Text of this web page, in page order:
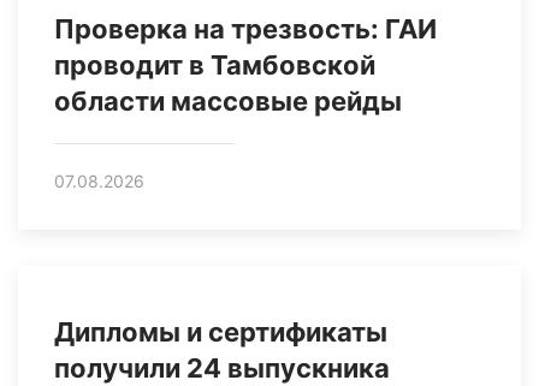
Проверка на трезвость: ГАИ
проводит в Тамбовской
области массовые рейды
07.08.2026
Дипломы и сертификаты
получили 24 выпускника